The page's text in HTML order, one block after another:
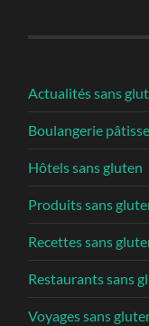
Actualités sans
Boulangerie
Hôtels sans gluten
Produits sans
Recettes sans
Restaurants sans
Voyages sans